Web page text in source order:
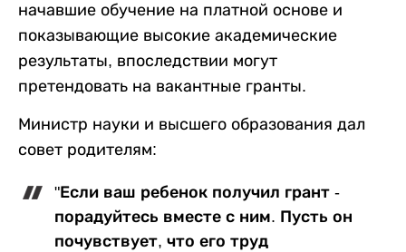
начавшие обучение на платной основе и
показывающие высокие академические
результаты, впоследствии могут
претендовать на вакантные гранты.
Министр науки и высшего образования дал
совет родителям:
"Если ваш ребенок получил грант -
порадуйтесь вместе с ним. Пусть он
почувствует, что его труд